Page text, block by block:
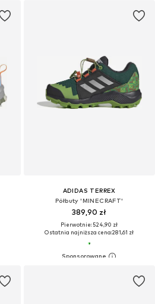
ADIDAS TERREX
Półbuty 'MINECRAFT'
389,90 zł
Pierwotnie: 524,90 zł
Ostatnia najniższa cena:281,61 zł